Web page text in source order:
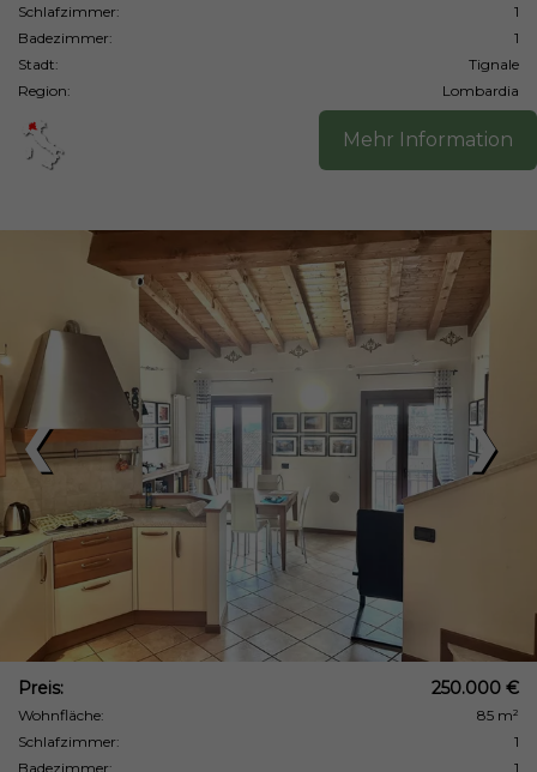
Schlafzimmer:
1
Badezimmer:
1
Stadt:
Tignale
Region:
Lombardia
Mehr Information
❯
❮
Preis: 250.000 €
Wohnfläche:
85 m²
Schlafzimmer:
1
Badezimmer:
1